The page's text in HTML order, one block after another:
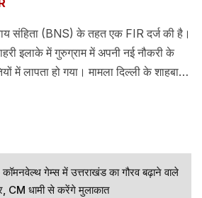
संहिता (BNS) के तहत एक FIR दर्ज की है।
इलाके में गुरुग्राम में अपनी नई नौकरी के
में लापता हो गया। मामला दिल्ली के शाहबाद
गेम्स में उत्तराखंड का गौरव बढ़ाने वाले
CM धामी से करेंगे मुलाकात